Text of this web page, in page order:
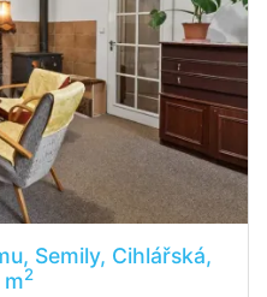
Semily, Cihlářská,
m2